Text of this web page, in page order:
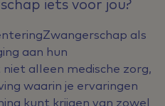
iets voor jou?
als
aan hun
alleen medische zorg,
waarin je ervaringen
kunt krijgen van zowel